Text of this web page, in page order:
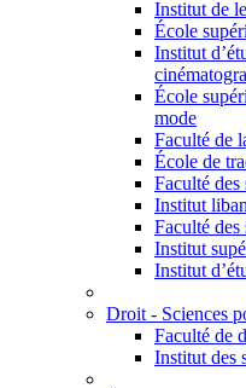
Institut de
École
Institut
École
mode
Faculté de
École de
Faculté des
Institut
Faculté des
Institut
Institut
Droit - Sciences
Faculté de
Institut des